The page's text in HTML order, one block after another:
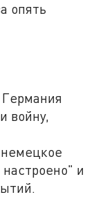
опять
Германия
войну,
и